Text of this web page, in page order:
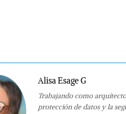
Alisa Esage G
Trabajando como
protección de datos y la